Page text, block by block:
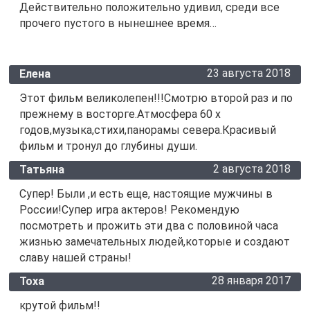
Действительно положительно удивил, среди все
прочего пустого в нынешнее время…
Елена
23 августа 2018
Этот фильм великолепен!!!Смотрю второй раз и по
прежнему в восторге.Атмосфера 60 х
годов,музыка,стихи,панорамы севера.Красивый
фильм и тронул до глубины души.
Татьяна
2 августа 2018
Супер! Были ,и есть еще, настоящие мужчины в
России!Супер игра актеров! Рекомендую
посмотреть и прожить эти два с половиной часа
жизнью замечательных людей,которые и создают
славу нашей страны!
Тоха
28 января 2017
крутой фильм!!